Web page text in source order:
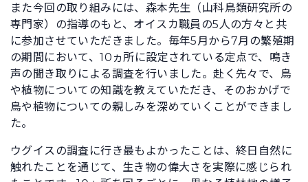
また今回の取り組みには、森本先生（山科鳥類研究所の
専門家）の指導のもと、オイスカ職員の5人の方々と共
に参加させていただきました。毎年5月から7月の繁殖期
の期間において、10ヵ所に設定されている定点で、鳴き
声の聞き取りによる調査を行いました。赴く先々で、鳥
や植物についての知識を教えていただき、そのおかげで
鳥や植物についての親しみを深めていくことができまし
た。
ウグイスの調査に行き最もよかったことは、終日自然に
触れたことを通じて、生き物の偉大さを実際に感じられ